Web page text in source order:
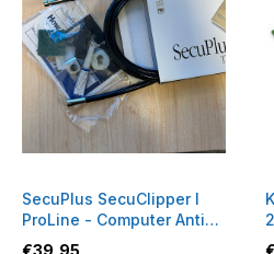
SecuPlus SecuClipper I
ProLine - Computer Anti-
diefstal Slot
€39,95
€